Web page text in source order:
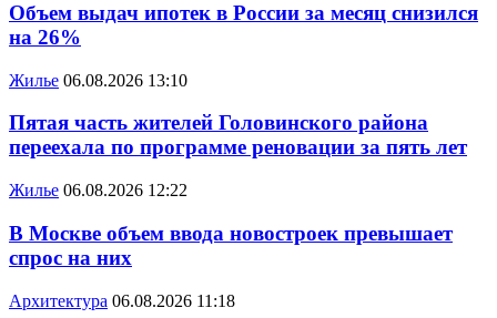
Объем выдач ипотек в России за месяц снизился
на 26%
Жилье 06.08.2026 13:10
Пятая часть жителей Головинского района
переехала по программе реновации за пять лет
Жилье 06.08.2026 12:22
В Москве объем ввода новостроек превышает
спрос на них
Архитектура 06.08.2026 11:18